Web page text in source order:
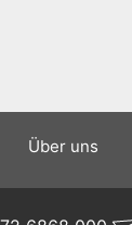
Über uns